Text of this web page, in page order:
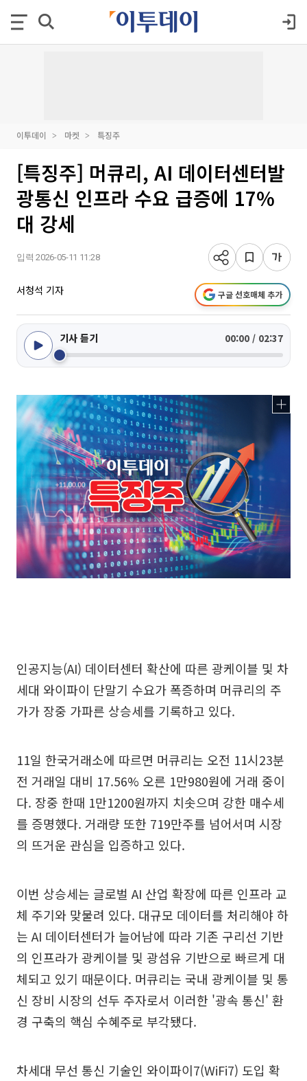
이투데이 마켓 특징주
[특징주] 머큐리, AI 데이터센터발
광통신 인프라 수요 급증에 17%
대 강세
입력 2026-05-11 11:28
서청석 기자 구글 선호매체 추가
기사 듣기 00:00 / 02:37
인공지능(AI) 데이터센터 확산에 따른 광케이블 및 차
세대 와이파이 단말기 수요가 폭증하며 머큐리의 주
가가 장중 가파른 상승세를 기록하고 있다.
11일 한국거래소에 따르면 머큐리는 오전 11시23분
전 거래일 대비 17.56% 오른 1만980원에 거래 중이
다. 장중 한때 1만1200원까지 치솟으며 강한 매수세
를 증명했다. 거래량 또한 719만주를 넘어서며 시장
의 뜨거운 관심을 입증하고 있다.
이번 상승세는 글로벌 AI 산업 확장에 따른 인프라 교
체 주기와 맞물려 있다. 대규모 데이터를 처리해야 하
는 AI 데이터센터가 늘어남에 따라 기존 구리선 기반
의 인프라가 광케이블 및 광섬유 기반으로 빠르게 대
체되고 있기 때문이다. 머큐리는 국내 광케이블 및 통
신 장비 시장의 선두 주자로서 이러한 '광속 통신' 환
경 구축의 핵심 수혜주로 부각됐다.
차세대 무선 통신 기술인 와이파이7(WiFi7) 도입 확